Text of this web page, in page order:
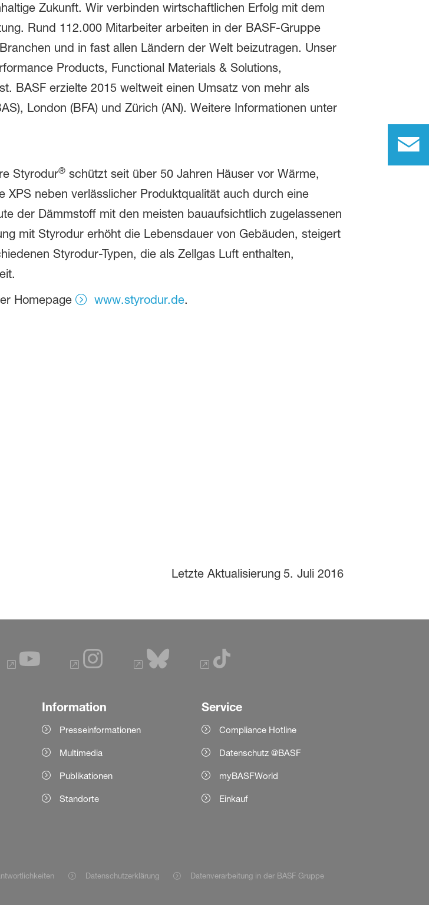
Zukunft. Wir verbinden wirtschaftlichen Erfolg mit dem
Rund 112.000 Mitarbeiter arbeiten in der BASF-Gruppe
und in fast allen Ländern der Welt beizutragen. Unser
Products, Functional Materials & Solutions,
BASF erzielte 2015 weltweit einen Umsatz von mehr als
London (BFA) und Zürich (AN). Weitere Informationen unter
Styrodur®schützt seit über 50 Jahren Häuser vor Wärme,
neben verlässlicher Produktqualität auch durch eine
der Dämmstoff mit den meisten bauaufsichtlich zugelassenen
mit Styrodur erhöht die Lebensdauer von Gebäuden, steigert
Styrodur-Typen, die als Zellgas Luft enthalten,
Homepage
www.styrodur.de.
Letzte Aktualisierung 5. Juli 2016
Information
Presseinformationen
Multimedia
Publikationen
Standorte
Service
Compliance Hotline
Datenschutz @BASF
myBASFWorld
Einkauf
Datenschutzerklärung
Datenverarbeitung in der BASF Gruppe